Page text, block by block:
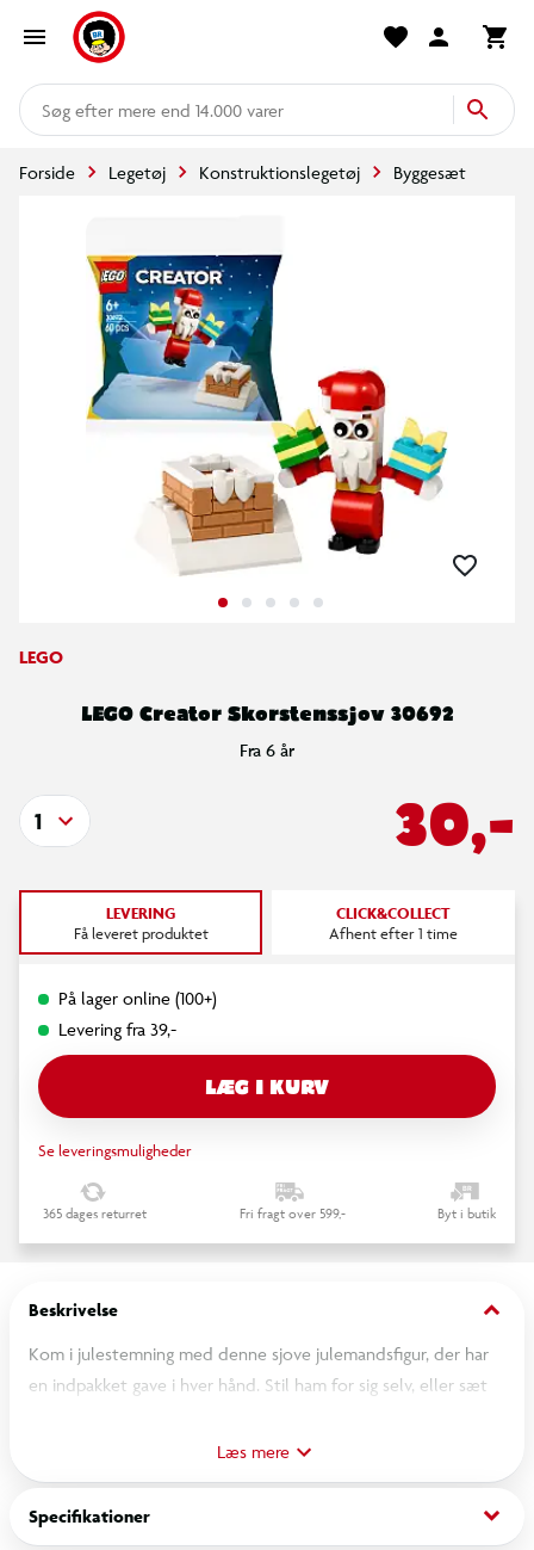
mere end 14.000 varer
Forside Legetøj Konstruktionslegetøj Byggesæt
LEGO
LEGO Creator Skorstenssjov 30692
Fra 6 år
30,-
1
LEVERING
Få leveret produktet
CLICK&COLLECT
Afhent efter 1 time
På lager online (100+)
Levering fra 39,-
LÆG I KURV
Se leveringsmuligheder
365 dages returret Fri fragt over 599,- Byt i butik
Beskrivelse keyboard_arrow_down
Kom i julestemning med denne sjove julemandsfigur, der har
en indpakket gave i hver hånd. Stil ham for sig selv, eller sæt
Læs mere
Specifikationer keyboard_arrow_down